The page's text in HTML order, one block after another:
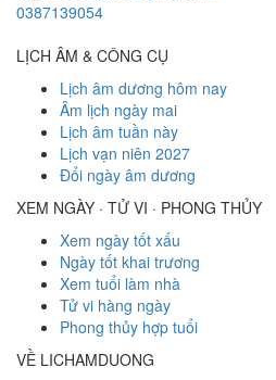
0387139054
LỊCH ÂM & CÔNG CỤ
Lịch âm dương hôm nay
Âm lịch ngày mai
Lịch âm tuần này
Lịch vạn niên 2027
Đổi ngày âm dương
XEM NGÀY · TỬ VI · PHONG THỦY
Xem ngày tốt xấu
Ngày tốt khai trương
Xem tuổi làm nhà
Tử vi hàng ngày
Phong thủy hợp tuổi
VỀ LICHAMDUONG